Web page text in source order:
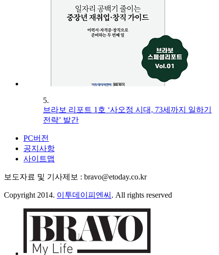
5.
브라보 리포트 1호 ‘사오정 시대, 73세까지 일하기
전략’ 발간
PC버전
공지사항
사이트맵
보도자료 및 기사제보 : bravo@etoday.co.kr
Copyright 2014. 이투데이피엔씨 . All rights reserved